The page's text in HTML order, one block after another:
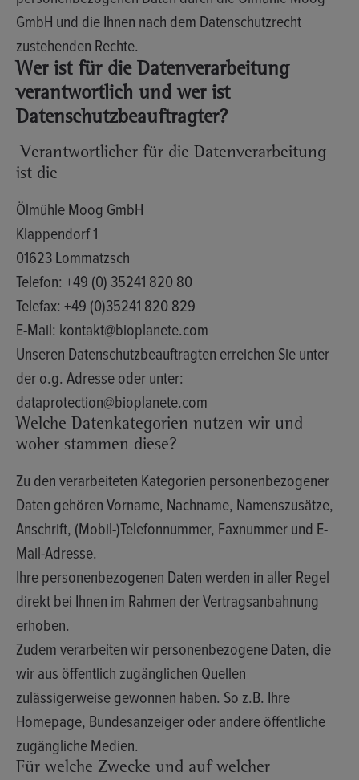
GmbH und die Ihnen nach dem Datenschutzrecht
zustehenden Rechte.
Wer ist für die Datenverarbeitung
verantwortlich und wer ist
Datenschutzbeauftragter?
Verantwortlicher für die Datenverarbeitung
ist die
Ölmühle Moog GmbH
Klappendorf 1
01623 Lommatzsch
Telefon: +49 (0) 35241 820 80
Telefax: +49 (0)35241 820 829
E-Mail: kontakt@bioplanete.com
Unseren Datenschutzbeauftragten erreichen Sie unter
der o.g. Adresse oder unter:
dataprotection@bioplanete.com
Welche Datenkategorien nutzen wir und
woher stammen diese?
Zu den verarbeiteten Kategorien personenbezogener
Daten gehören Vorname, Nachname, Namenszusätze,
Anschrift, (Mobil-)Telefonnummer, Faxnummer und E-
Mail-Adresse.
Ihre personenbezogenen Daten werden in aller Regel
direkt bei Ihnen im Rahmen der Vertragsanbahnung
erhoben.
Zudem verarbeiten wir personenbezogene Daten, die
wir aus öffentlich zugänglichen Quellen
zulässigerweise gewonnen haben. So z.B. Ihre
Homepage, Bundesanzeiger oder andere öffentliche
zugängliche Medien.
Für welche Zwecke und auf welcher